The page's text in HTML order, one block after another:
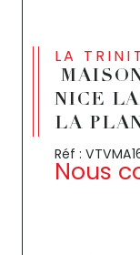
LA
NICE
LA
Réf :
Nous